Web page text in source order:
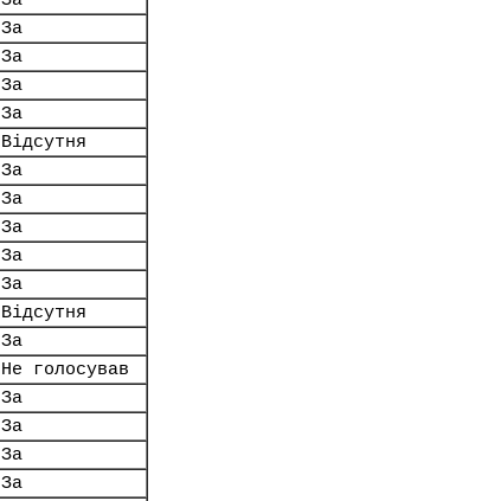
За
За
За
За
Відсутня
За
За
За
За
За
Відсутня
За
Не голосував
За
За
За
За